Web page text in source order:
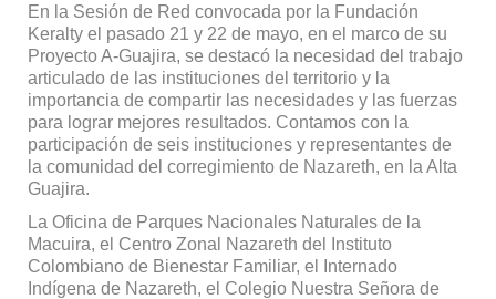
En la Sesión de Red convocada por la Fundación
Keralty el pasado 21 y 22 de mayo, en el marco de su
Proyecto A-Guajira, se destacó la necesidad del trabajo
articulado de las instituciones del territorio y la
importancia de compartir las necesidades y las fuerzas
para lograr mejores resultados. Contamos con la
participación de seis instituciones y representantes de
la comunidad del corregimiento de Nazareth, en la Alta
Guajira.
La Oficina de Parques Nacionales Naturales de la
Macuira, el Centro Zonal Nazareth del Instituto
Colombiano de Bienestar Familiar, el Internado
Indígena de Nazareth, el Colegio Nuestra Señora de